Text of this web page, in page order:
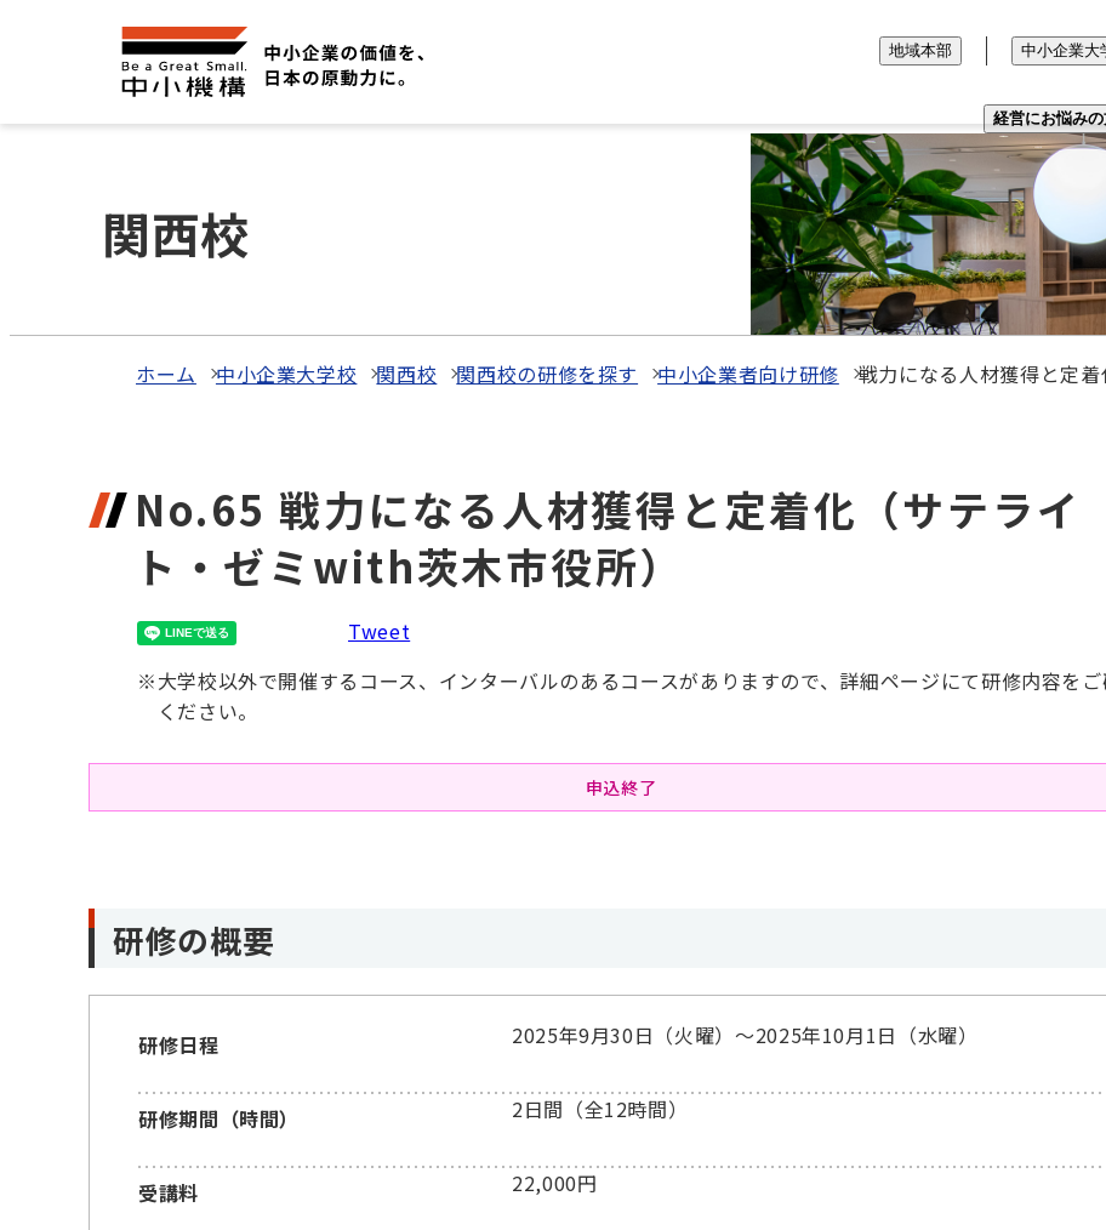
経営にお悩み
地域本部 中小企業大
関西校
ホーム 中小企業大学校 関西校 関西校の研修を探す 中小企業者向け研修 戦力になる人材獲得と定
No.65 戦力になる人材獲得と定着化（サテライ
ト・ゼミwith茨木市役所）
Tweet
※大学校以外で開催するコース、インターバルのあるコースがありますので、詳細ページにて研修内容を
ください。
申込終了
研修の概要
研修日程 2025年9月30日（火曜）～2025年10月1日（水曜）
研修期間（時間） 2日間（全12時間）
受講料 22,000円